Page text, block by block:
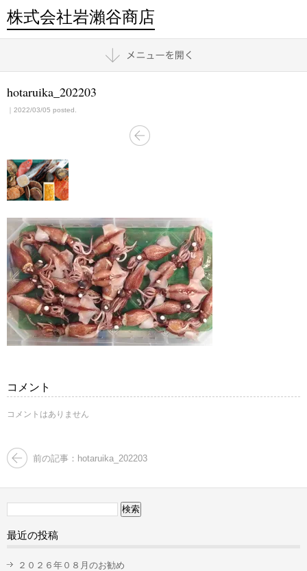
株式会社岩瀨谷商店
hotaruika_202203
｜2022/03/05 posted.
コメント
コメントはありません
前の記事：hotaruika_202203
最近の投稿
２０２６年０８月のお勧め